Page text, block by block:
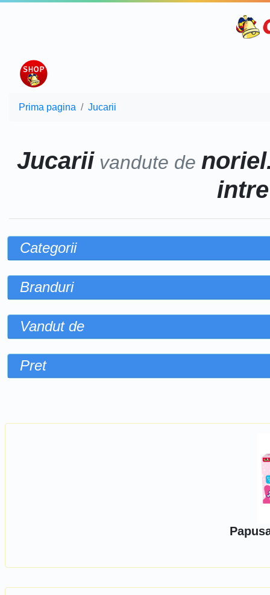
Prima pagina Jucarii
Jucarii vandute de
Categorii
Branduri
Vandut de
Pret